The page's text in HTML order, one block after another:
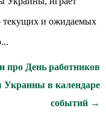
текущих и ожидаемых
про День работников
Украины в календаре
событий →